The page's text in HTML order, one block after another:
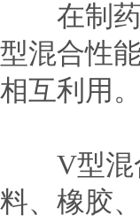
在制药
型混合性
相互利用
V型混合
料、橡胶